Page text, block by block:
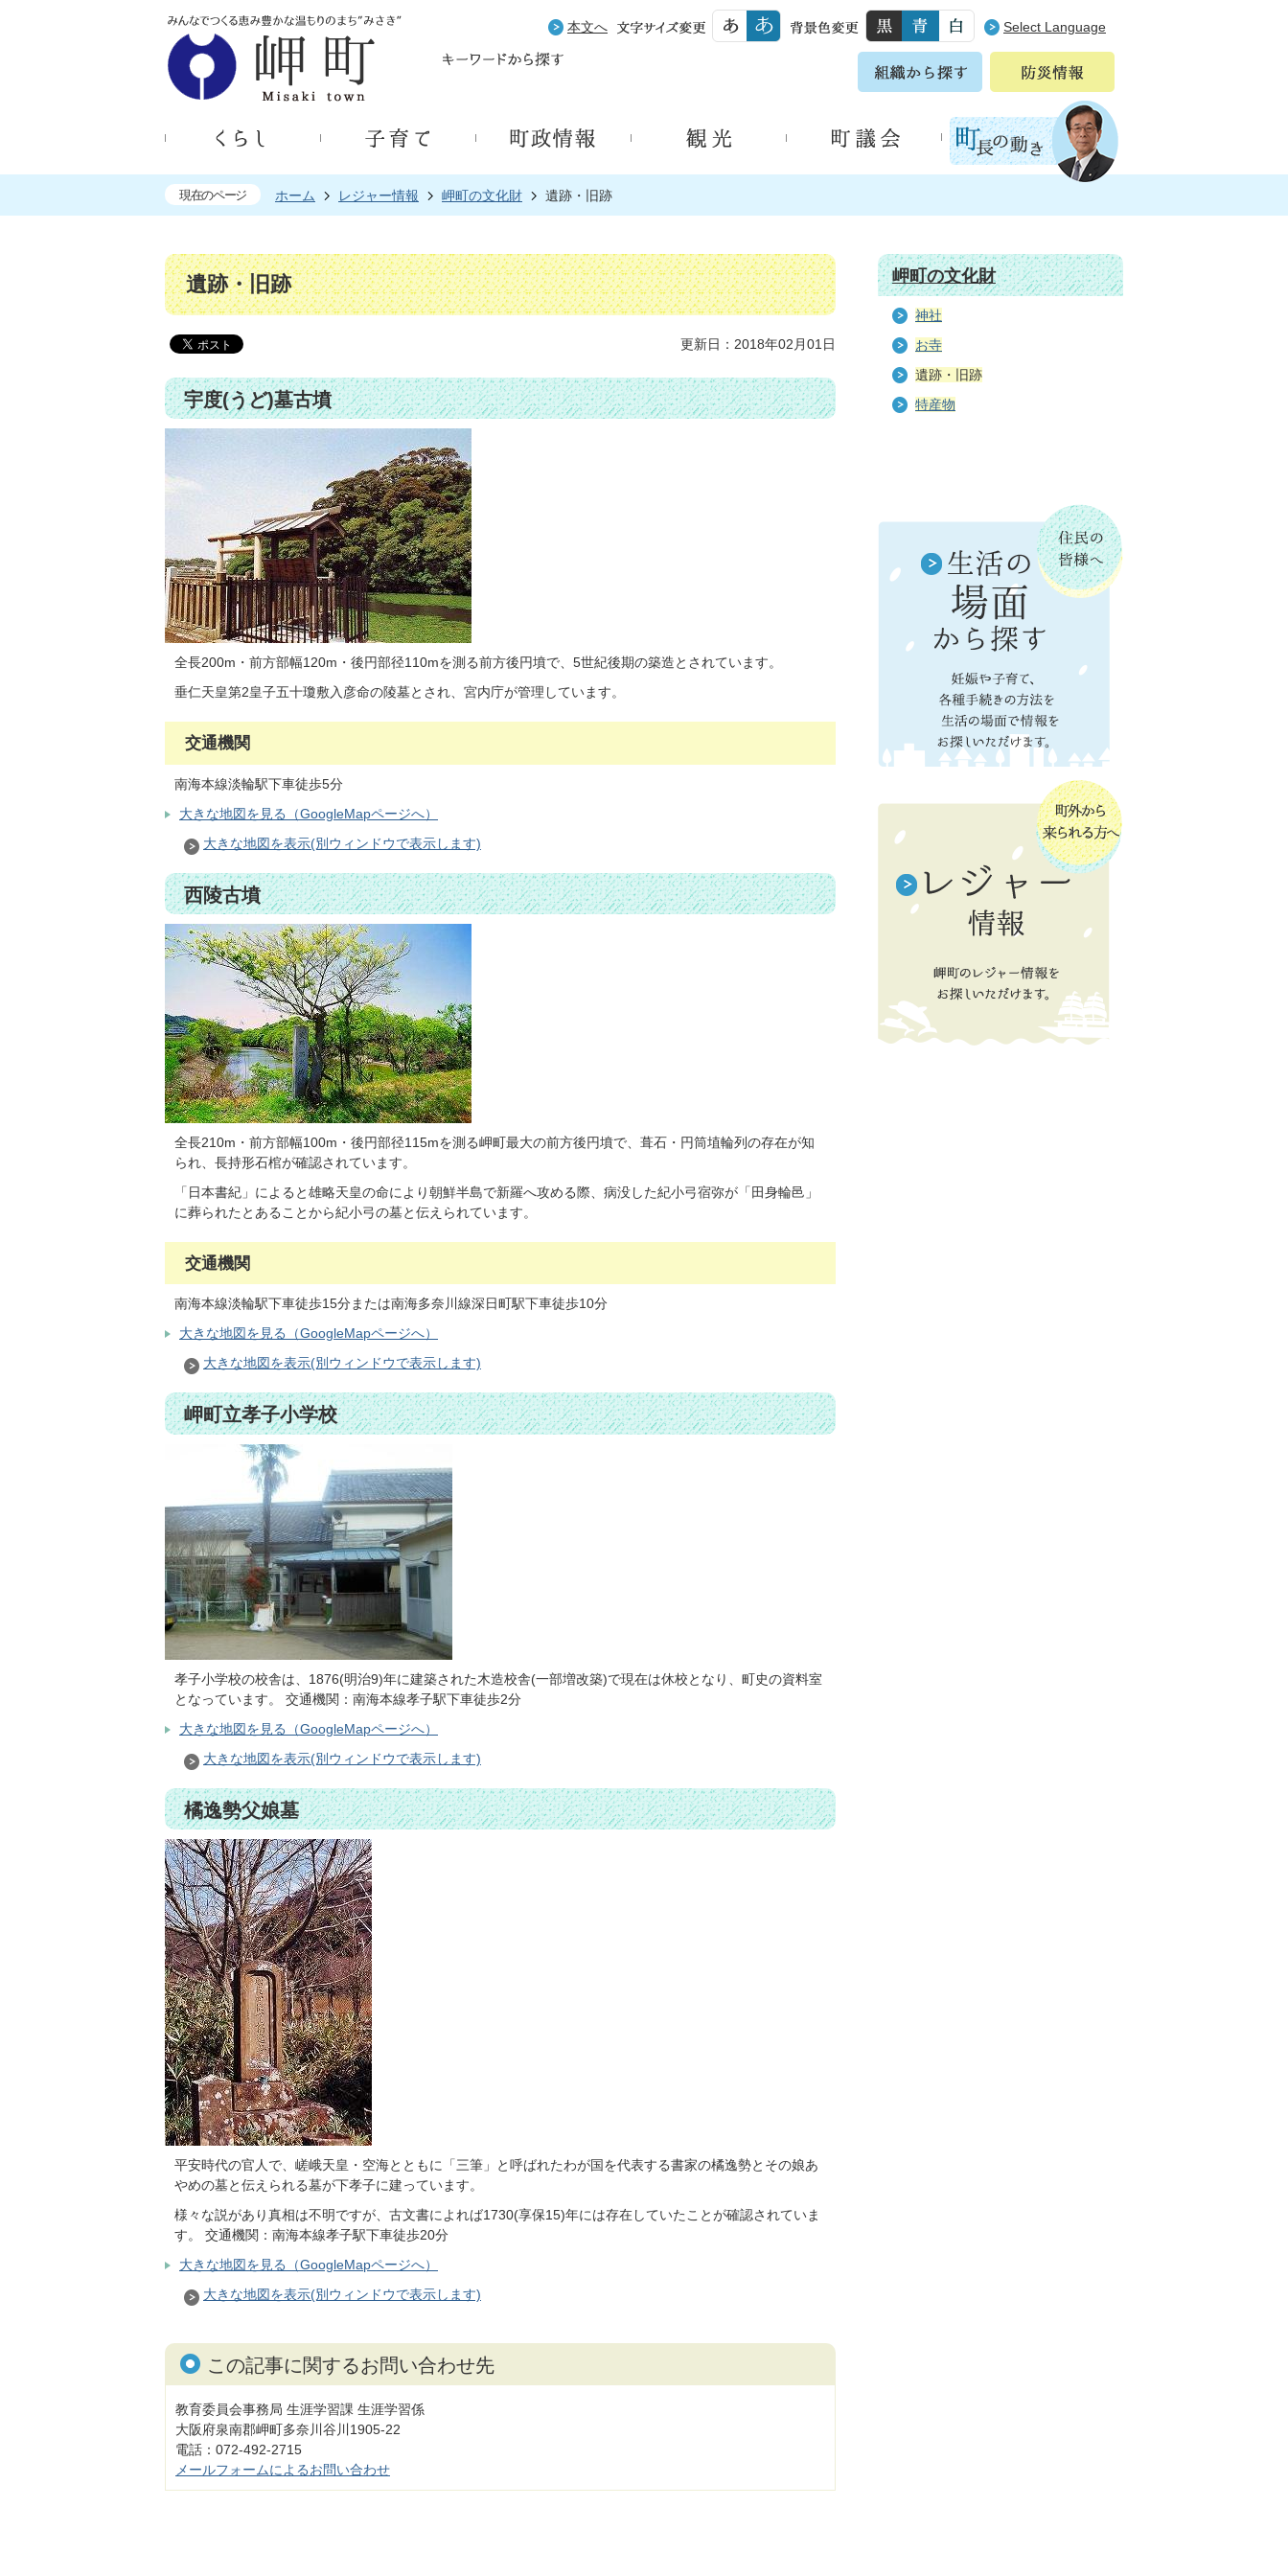
本文へ Select Language
現在のページ ホーム レジャー情報 岬町の文化財 遺跡・旧跡
遺跡・旧跡
更新日：2018年02月01日
宇度(うど)墓古墳
全長200m・前方部幅120m・後円部径110mを測る前方後円墳で、5世紀後期の築造とされています。
垂仁天皇第2皇子五十瓊敷入彦命の陵墓とされ、宮内庁が管理しています。
交通機関
南海本線淡輪駅下車徒歩5分
大きな地図を見る（GoogleMapページへ）
大きな地図を表示(別ウィンドウで表示します)
西陵古墳
全長210m・前方部幅100m・後円部径115mを測る岬町最大の前方後円墳で、葺石・円筒埴輪列の存在が知
られ、長持形石棺が確認されています。
「日本書紀」によると雄略天皇の命により朝鮮半島で新羅へ攻める際、病没した紀小弓宿弥が「田身輪邑」
に葬られたとあることから紀小弓の墓と伝えられています。
交通機関
南海本線淡輪駅下車徒歩15分または南海多奈川線深日町駅下車徒歩10分
大きな地図を見る（GoogleMapページへ）
大きな地図を表示(別ウィンドウで表示します)
岬町立孝子小学校
孝子小学校の校舎は、1876(明治9)年に建築された木造校舎(一部増改築)で現在は休校となり、町史の資料室
となっています。 交通機関：南海本線孝子駅下車徒歩2分
大きな地図を見る（GoogleMapページへ）
大きな地図を表示(別ウィンドウで表示します)
橘逸勢父娘墓
平安時代の官人で、嵯峨天皇・空海とともに「三筆」と呼ばれたわが国を代表する書家の橘逸勢とその娘あ
やめの墓と伝えられる墓が下孝子に建っています。
様々な説があり真相は不明ですが、古文書によれば1730(享保15)年には存在していたことが確認されていま
す。 交通機関：南海本線孝子駅下車徒歩20分
大きな地図を見る（GoogleMapページへ）
大きな地図を表示(別ウィンドウで表示します)
この記事に関するお問い合わせ先
教育委員会事務局 生涯学習課 生涯学習係
大阪府泉南郡岬町多奈川谷川1905-22
電話：072-492-2715
メールフォームによるお問い合わせ
岬町の文化財
神社
お寺
遺跡・旧跡
特産物